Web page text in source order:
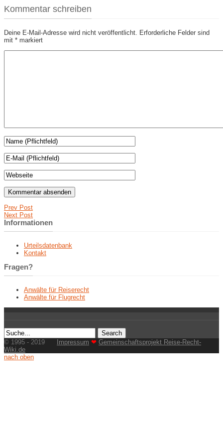
Kommentar schreiben
Deine E-Mail-Adresse wird nicht veröffentlicht. Erforderliche Felder sind
mit * markiert
Prev Post
Next Post
Informationen
Urteilsdatenbank
Kontakt
Fragen?
Anwälte für Reiserecht
Anwälte für Flugrecht
© 1995 - 2019 Impressum ❤ Gemeinschaftsprojekt Reise-Recht-
Wiki.de
nach oben